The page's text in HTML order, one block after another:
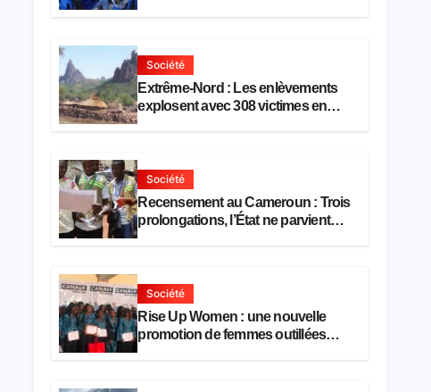
Société
Extrême-Nord : Les enlèvements
explosent avec 308 victimes en
Société
Recensement au Cameroun : Trois
prolongations, l’État ne parvient
Société
Rise Up Women : une nouvelle
promotion de femmes outillées